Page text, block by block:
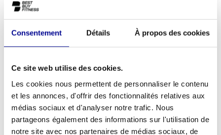
Consentement Détails À propos des cookies
Ce site web utilise des cookies.
Les cookies nous permettent de personnaliser le contenu
et les annonces, d'offrir des fonctionnalités relatives aux
médias sociaux et d'analyser notre trafic. Nous
partageons également des informations sur l'utilisation de
notre site avec nos partenaires de médias sociaux, de
Dimensions professionnelles :
parfaitement dans une configuration d'entraînement
sérieuse. Découvrez également notre offre complète de
bancs et racks de fitness.
professionnelle
Ce banc incliné est un ajout précieux pour divers environnements.
Êtes-vous un athlète de force expérimenté qui souhaite créer un
espace d'entraînement professionnel à domicile ? Alors ce
modèle offre la qualité que vous attendez d'une salle de sport.
Pour les salles de sport, les studios de coaching personnel et les